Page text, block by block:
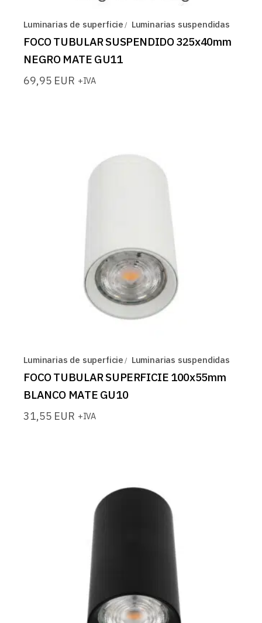
Luminarias de superficie Luminarias suspendidas
FOCO TUBULAR SUSPENDIDO 325x40mm
NEGRO MATE GU11
69,95 EUR +IVA
Luminarias de superficie Luminarias suspendidas
FOCO TUBULAR SUPERFICIE 100x55mm
BLANCO MATE GU10
31,55 EUR +IVA